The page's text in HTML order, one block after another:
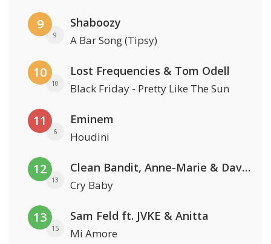
9
9
Shaboozy
A Bar Song (Tipsy)
10
10
Lost Frequencies & Tom Odell
Black Friday - Pretty Like The Sun
11
6
Eminem
Houdini
12
13
Clean Bandit, Anne-Marie & David Guetta
Cry Baby
13
15
Sam Feld ft. JVKE & Anitta
Mi Amore